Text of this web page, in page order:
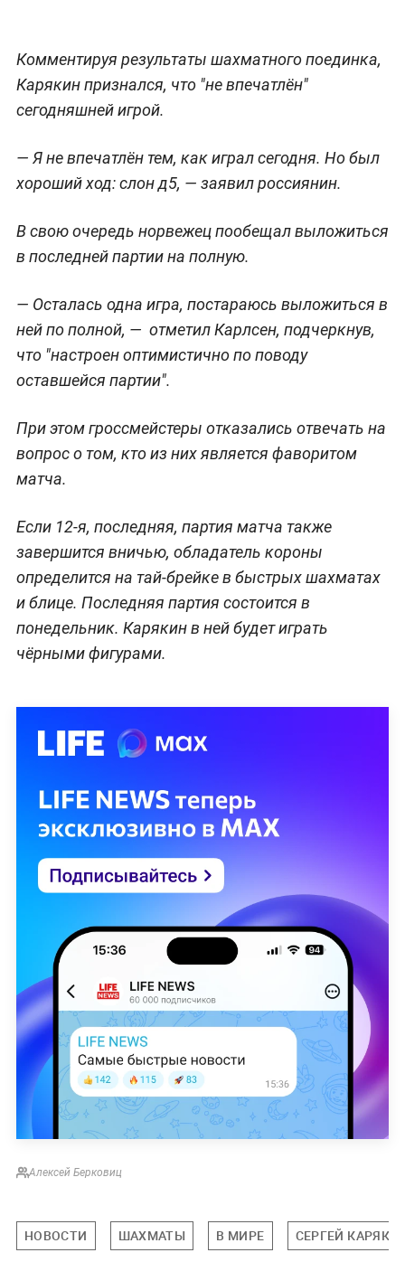
Комментируя результаты шахматного поединка,
Карякин признался, что "не впечатлён"
сегодняшней игрой.
— Я не впечатлён тем, как играл сегодня. Но был
хороший ход: слон д5, — заявил россиянин.
В свою очередь норвежец пообещал выложиться
в последней партии на полную.
— Осталась одна игра, постараюсь выложиться в
ней по полной, — отметил Карлсен, подчеркнув,
что "настроеноптимистично по поводу
оставшейся партии".
При этом гроссмейстеры отказались отвечать на
вопрос о том, кто из них является фаворитом
матча.
Если 12-я, последняя, партия матча также
завершится вничью, обладатель короны
определится на тай-брейке в быстрых шахматах
и блице. Последняя партия состоится в
понедельник. Карякин в ней будет играть
чёрными фигурами.
Алексей Берковиц
НОВОСТИ ШАХМАТЫ В МИРЕ СЕРГЕЙ